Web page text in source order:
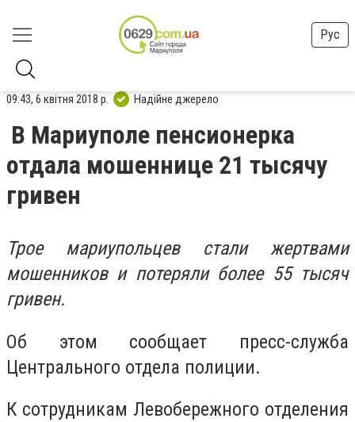
Рус
09:43, 6 квітня 2018 р. Надійне джерело
В Мариуполе пенсионерка
отдала мошеннице 21 тысячу
гривен
Трое мариупольцев стали жертвами
мошенников и потеряли более 55 тысяч
гривен.
Об этом сообщает пресс-служба
Центрального отдела полиции.
К сотрудникам Левобережного отделения